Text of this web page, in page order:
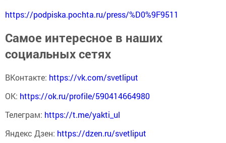
https://podpiska.pochta.ru/press/%D0%9F9511
Самое интересное в наших
социальных сетях
ВКонтакте: https://vk.com/svetliput
ОК: https://ok.ru/profile/590414664980
Телеграм: https://t.me/yakti_ul
Яндекс Дзен: https://dzen.ru/svetliput